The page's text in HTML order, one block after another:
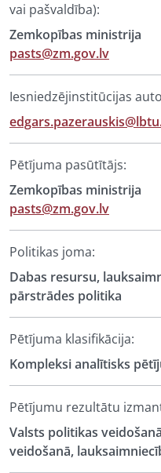
vai pašvaldība):
Zemkopības ministrija
pasts@zm.gov.lv
Iesniedzējinstitūcijas
Pētījuma pasūtītājs:
Zemkopības ministrija
pasts@zm.gov.lv
Politikas joma:
Dabas resursu,
pārstrādes politika
Pētījuma klasifikācija:
Kompleksi analītisks
Pētījumu rezultātu
Valsts politikas
veidošanā,